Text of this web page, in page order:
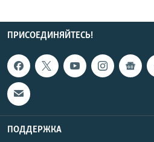
ПРИСОЕДИНЯЙТЕСЬ!
ПОДДЕРЖКА